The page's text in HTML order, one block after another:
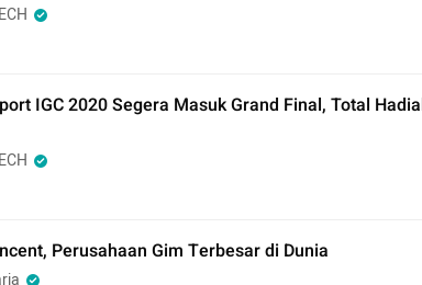
IGC 2020 Segera Masuk Grand Final, Total
Perusahaan Gim Terbesar di Dunia